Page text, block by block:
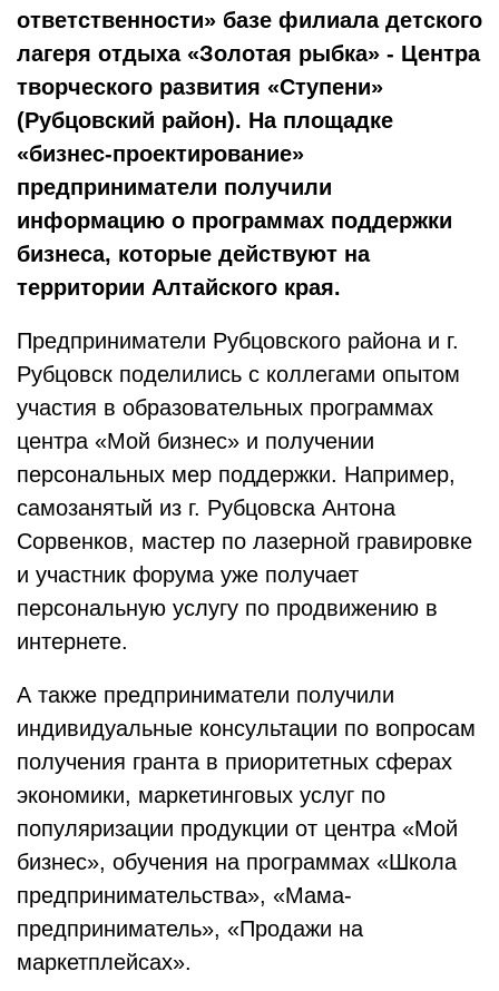
ответственности» базе филиала детского
лагеря отдыха «Золотая рыбка» - Центра
творческого развития «Ступени»
(Рубцовский район). На площадке
«бизнес-проектирование»
предприниматели получили
информацию о программах поддержки
бизнеса, которые действуют на
территории Алтайского края.
Предприниматели Рубцовского района и г.
Рубцовск поделились с коллегами опытом
участия в образовательных программах
центра «Мой бизнес» и получении
персональных мер поддержки. Например,
самозанятый из г. Рубцовска Антона
Сорвенков, мастер по лазерной гравировке
и участник форума уже получает
персональную услугу по продвижению в
интернете.
А также предприниматели получили
индивидуальные консультации по вопросам
получения гранта в приоритетных сферах
экономики, маркетинговых услуг по
популяризации продукции от центра «Мой
бизнес», обучения на программах «Школа
предпринимательства», «Мама-
предприниматель», «Продажи на
маркетплейсах».